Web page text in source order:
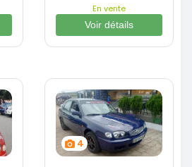
En vente
Voir détails
4